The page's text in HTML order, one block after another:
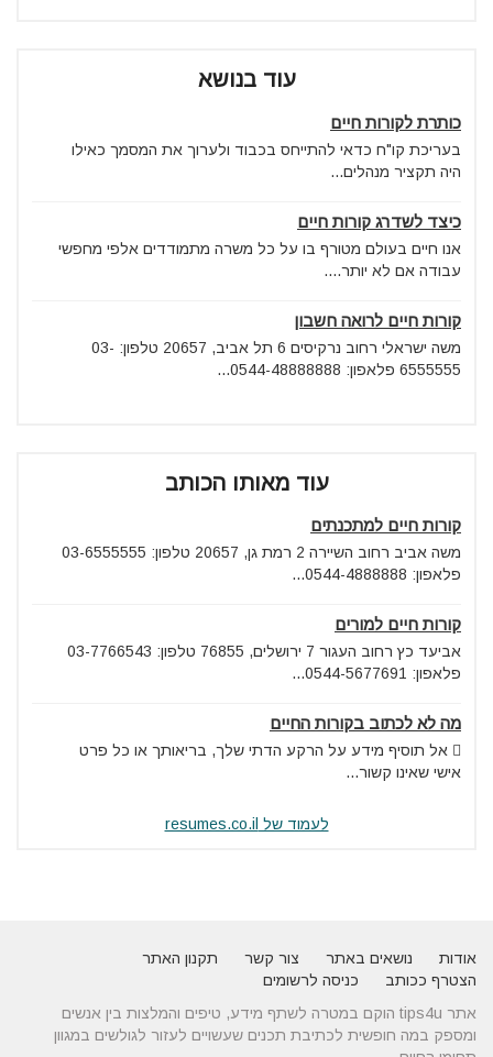
עוד בנושא
כותרת לקורות חיים
בעריכת קו"ח כדאי להתייחס בכבוד ולערוך את המסמך כאילו
היה תקציר מנהלים...
כיצד לשדרג קורות חיים
אנו חיים בעולם מטורף בו על כל משרה מתמודדים אלפי מחפשי
עבודה אם לא יותר....
קורות חיים לרואה חשבון
משה ישראלי רחוב נרקיסים 6 תל אביב, 20657 טלפון: 03-
6555555 פלאפון: 0544-48888888...
עוד מאותו הכותב
קורות חיים למתכנתים
משה אביב רחוב השיירה 2 רמת גן, 20657 טלפון: 03-6555555
פלאפון: 0544-4888888...
קורות חיים למורים
אביעד כץ רחוב העגור 7 ירושלים, 76855 טלפון: 03-7766543
פלאפון: 0544-5677691...
מה לא לכתוב בקורות החיים
 אל תוסיף מידע על הרקע הדתי שלך, בריאותך או כל פרט
אישי שאינו קשור...
לעמוד של resumes.co.il
אודות נושאים באתר צור קשר
תקנון האתר
הצטרף ככותב
כניסה לרשומים
אתר tips4u הוקם במטרה לשתף מידע, טיפים והמלצות בין אנשים
ומספק במה חופשית לכתיבת תכנים שעשויים לעזור לגולשים במגוון